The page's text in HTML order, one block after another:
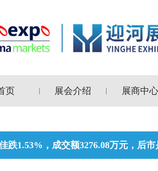
页 展会介绍 展商中心
跌1.53%，成交额3276.08万元，后